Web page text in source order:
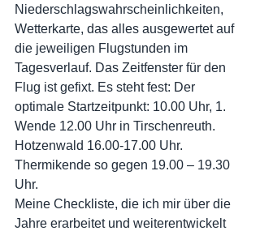
Niederschlagswahrscheinlichkeiten,
Wetterkarte, das alles ausgewertet auf
die jeweiligen Flugstunden im
Tagesverlauf. Das Zeitfenster für den
Flug ist gefixt. Es steht fest: Der
optimale Startzeitpunkt: 10.00 Uhr, 1.
Wende 12.00 Uhr in Tirschenreuth.
Hotzenwald 16.00-17.00 Uhr.
Thermikende so gegen 19.00 – 19.30
Uhr.
Meine Checkliste, die ich mir über die
Jahre erarbeitet und weiterentwickelt